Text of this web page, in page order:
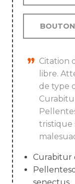
Citation
libre.
de type
tristique
Curabitur